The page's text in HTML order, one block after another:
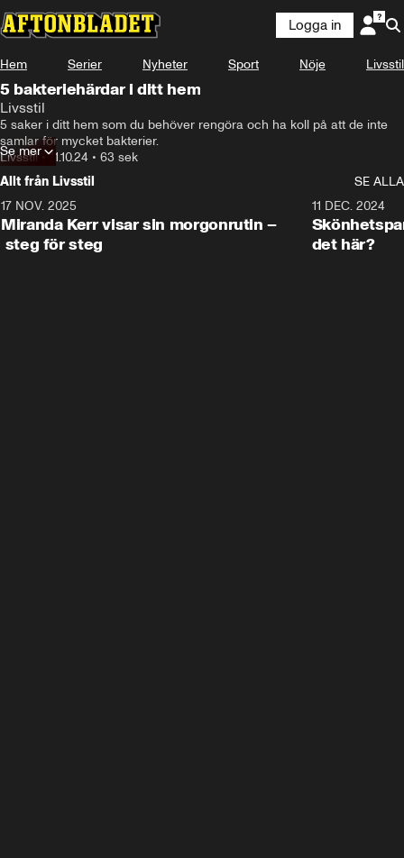
Logga in
Hem Serier Nyheter Sport Nöje Livsstil
5 bakteriehärdar i ditt hem
Livsstil
5 saker i ditt hem som du behöver rengöra och ha koll på att de inte
samlar för mycket bakterier.
Livsstil•11.10.24 • 63 sek
Se mer
Allt från Livsstil
SE ALLA
17 NOV. 2025
Miranda Kerr visar sin morgonrutin –
steg för steg
11 DEC. 2024
det här?